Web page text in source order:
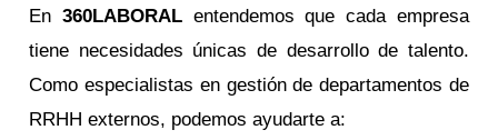
En 360LABORALentendemos que cada empresa
tiene necesidades únicas de desarrollo de talento.
Como especialistas en gestión de departamentos de
RRHH externos, podemos ayudarte a: